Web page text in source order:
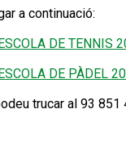
a continuació:
DE TENNIS
DE PÀDEL
trucar al 93 851